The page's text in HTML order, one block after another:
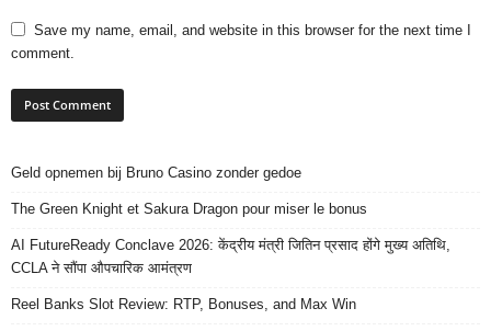
Save my name, email, and website in this browser for the next time I
comment.
Geld opnemen bij Bruno Casino zonder gedoe
The Green Knight et Sakura Dragon pour miser le bonus
AI FutureReady Conclave 2026: केंद्रीय मंत्री जितिन प्रसाद होंगे मुख्य अतिथि,
CCLA ने सौंपा औपचारिक आमंत्रण
Reel Banks Slot Review: RTP, Bonuses, and Max Win